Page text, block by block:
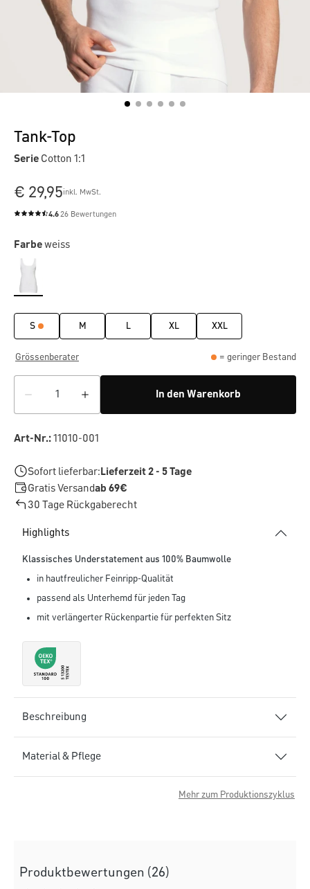
Tank-Top
Serie Cotton 1:1
€ 29,95inkl. MwSt.
Durchschnittliche Bewertung von 4.6 von 5 Sternen
4.626 Bewertungen
Farbeweiss
S M L XL XXL
Grössenberater = geringer Bestand
In den Warenkorb
Art-Nr.:11010-001
Sofort lieferbar:Lieferzeit 2 - 5 Tage
Gratis Versandab 69€
30 Tage Rückgaberecht
Highlights
Klassisches Understatement aus 100% Baumwolle
in hautfreulicher Feinripp-Qualität
passend als Unterhemd für jeden Tag
mit verlängerter Rückenpartie für perfekten Sitz
Beschreibung
Material & Pflege
Mehr zum Produktionszyklus
Produktbewertungen (26)